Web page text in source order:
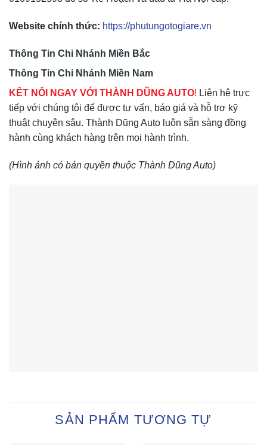
Website chính thức: https://phutungotogiare.vn
Thông Tin Chi Nhánh Miền Bắc
Thông Tin Chi Nhánh Miền Nam
KẾT NỐI NGAY VỚI THÀNH DŨNG AUTO! Liên hệ trực
tiếp với chúng tôi để được tư vấn, báo giá và hỗ trợ kỹ
thuật chuyên sâu. Thành Dũng Auto luôn sẵn sàng đồng
hành cùng khách hàng trên mọi hành trình.
(Hình ảnh có bản quyền thuộc Thành Dũng Auto)
SẢN PHẨM TƯƠNG TỰ